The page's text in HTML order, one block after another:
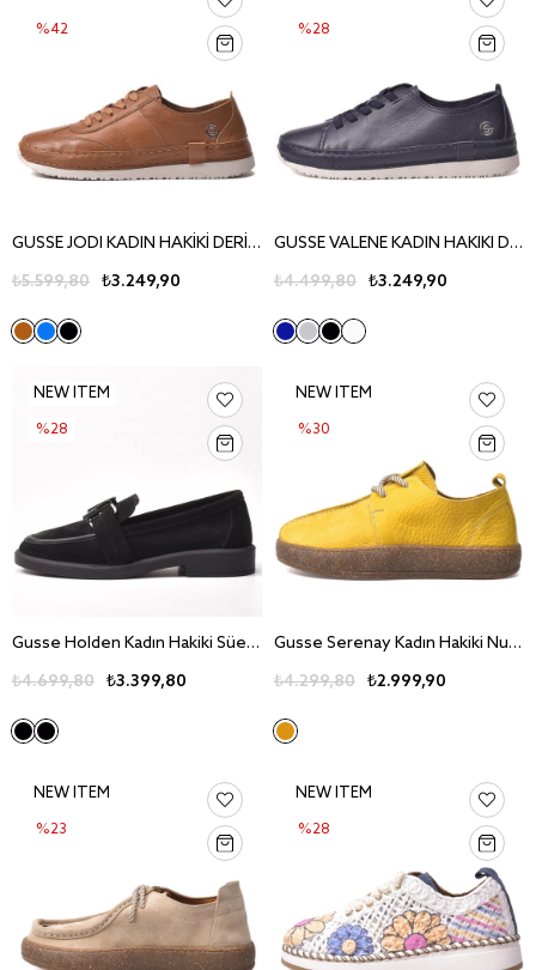
GUSSE JODI KADIN HAKİKİ DERİ CASUAL AYAKKABI 233028
₺3.249,90
₺5.599,80
%42
GUSSE VALENE KADIN HAKIKI DERI GUNLUK AYAKKABI
₺3.249,90
₺4.499,80
%28
Gusse Holden Kadın Hakiki Süet Deri Günlük Ayakkabı 527-2
₺3.399,80
₺4.699,80
NEW ITEM
%28
Gusse Serenay Kadın Hakiki Nubuk Deri Günlük Ayakkabı 251002-1
₺2.999,90
₺4.299,80
NEW ITEM
%30
NEW ITEM
%23
NEW ITEM
%28